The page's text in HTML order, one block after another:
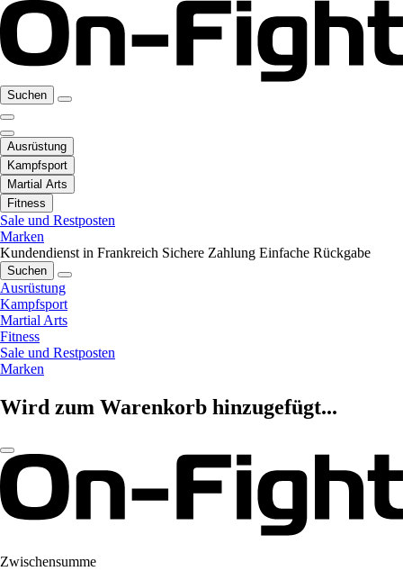
Suchen
Ausrüstung
Kampfsport
Martial Arts
Fitness
Sale und Restposten
Marken
Kundendienst in Frankreich Sichere Zahlung Einfache Rückgabe
Suchen
Ausrüstung
Kampfsport
Martial Arts
Fitness
Sale und Restposten
Marken
Wird zum Warenkorb hinzugefügt...
Zwischensumme